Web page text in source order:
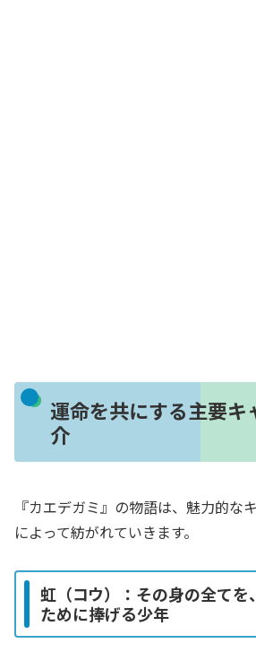
運命を共にする主要キ
介
『カエデガミ』の物語は、魅力的な
によって紡がれていきます。
虹（コウ）：その身の全てを
ために捧げる少年